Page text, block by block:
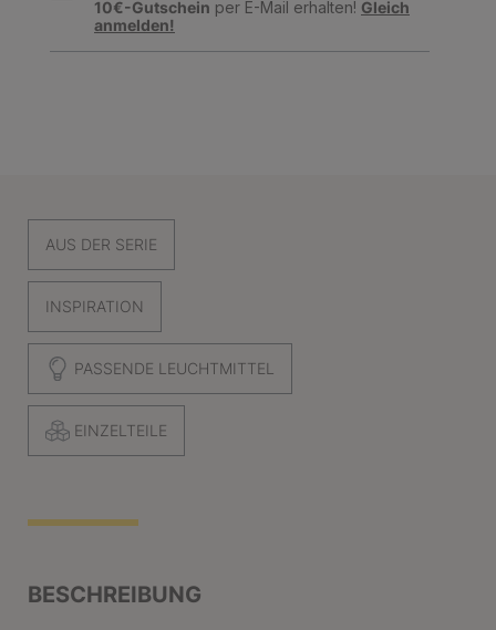
10€-Gutschein per E-Mail erhalten! Gleich
anmelden!
AUS DER SERIE
INSPIRATION
PASSENDE LEUCHTMITTEL
EINZELTEILE
BESCHREIBUNG